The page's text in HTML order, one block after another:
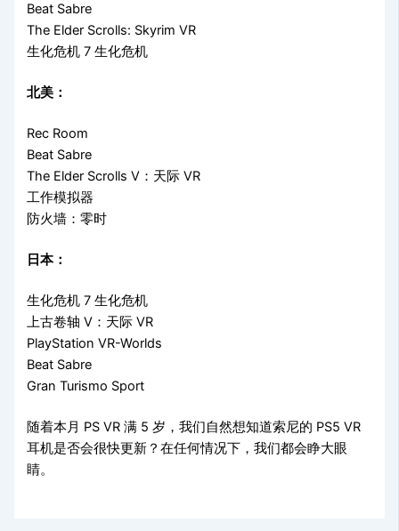
Beat Sabre
The Elder Scrolls: Skyrim VR
生化危机 7 生化危机
北美：
Rec Room
Beat Sabre
The Elder Scrolls V：天际 VR
工作模拟器
防火墙：零时
日本：
生化危机 7 生化危机
上古卷轴 V：天际 VR
PlayStation VR-Worlds
Beat Sabre
Gran Turismo Sport
随着本月 PS VR 满 5 岁，我们自然想知道索尼的 PS5 VR
耳机是否会很快更新？在任何情况下，我们都会睁大眼
睛。